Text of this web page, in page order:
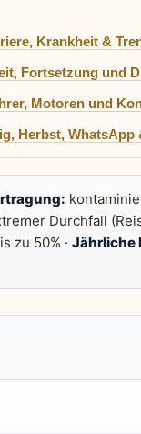
Krankheit &
Fortsetzung und
Motoren und
Herbst, WhatsApp
Durchfall
zu 50% · Jährliche